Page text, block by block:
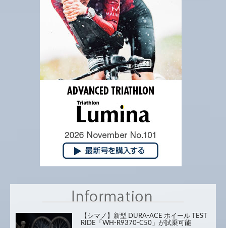
【シマノ】新型 DURA-ACE ホイール TEST
RIDE「WH-R9370-C50」が試乗可能